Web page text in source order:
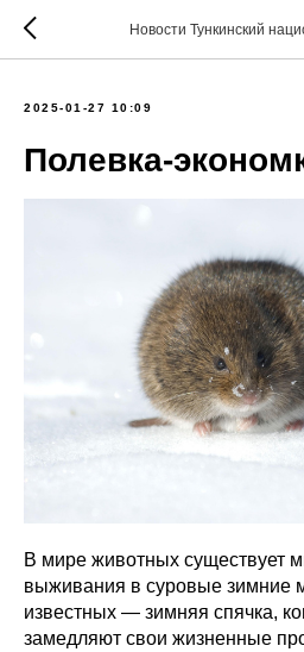
Новости Тункинский
2025-01-27 10:09
Полевка-
В мире животных существует
выживания в суровые зимние
известных — зимняя спячка,
замедляют свои жизненные